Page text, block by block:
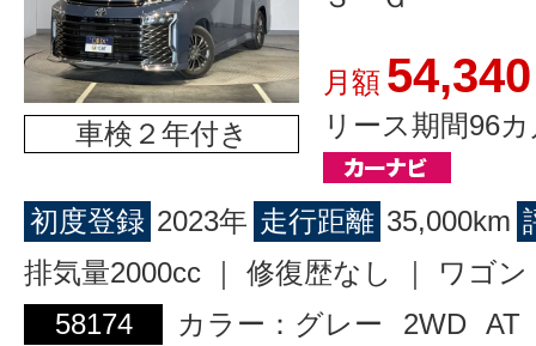
車検２年付き
月額 54,340
リース期間96
初度登録 2023年 走行距離 35,000km
排気量2000cc ｜ 修復歴なし ｜ ワゴ
58174
カラー：グレー 2WD AT